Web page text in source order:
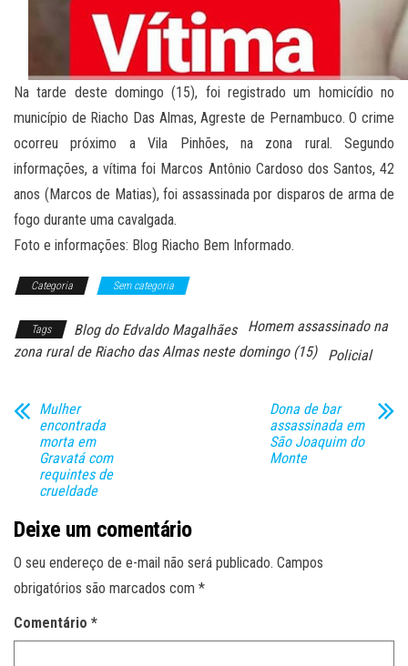
Na tarde deste domingo (15), foi registrado um homicídio no
município de Riacho Das Almas, Agreste de Pernambuco. O crime
ocorreu próximo a Vila Pinhões, na zona rural. Segundo
informações, a vítima foi Marcos Antônio Cardoso dos Santos, 42
anos (Marcos de Matias), foi assassinada por disparos de arma de
fogo durante uma cavalgada.
Foto e informações: Blog Riacho Bem Informado.
Categoria Sem categoria
Tags Blog do Edvaldo Magalhães
Homem assassinado na
zona rural de Riacho das Almas neste domingo (15)
Policial
Mulher
encontrada
morta em
Gravatá com
requintes de
crueldade
Dona de bar
assassinada em
São Joaquim do
Monte
Deixe um comentário
O seu endereço de e-mail não será publicado. Campos
obrigatórios são marcados com *
Comentário *